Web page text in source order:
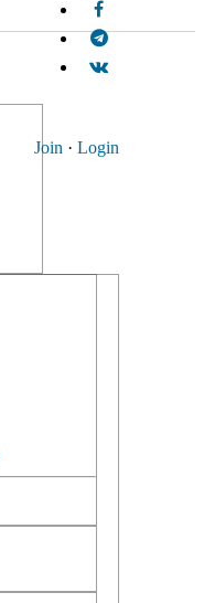
Join · Login